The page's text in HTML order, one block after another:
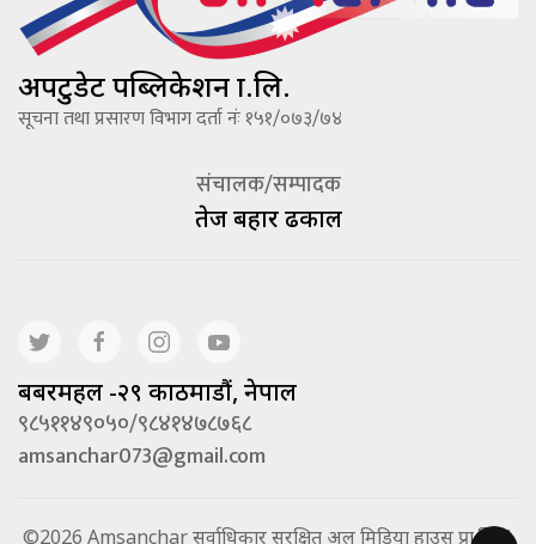
अपटुडेट पब्लिकेशन प्रा.लि.
सूचना तथा प्रसारण विभाग दर्ता नंः १५१/०७३/७४
संचालक/सम्पादक
तेज बहादूर ढकाल
बबरमहल -२९ काठमाडौं, नेपाल
९८५११४९०५०/९८४१४७८७६८
amsanchar073@gmail.com
©2026 Amsanchar सर्वाधिकार सुरक्षित अल मिडिया हाउस प्रा.लि. |